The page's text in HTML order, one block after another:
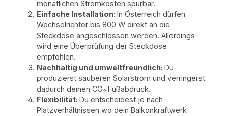
monatlichen Stromkosten spürbar.
Einfache Installation: In Österreich dürfen
Wechselrichter bis 800 W direkt an die
Steckdose angeschlossen werden. Allerdings
wird eine Überprüfung der Steckdose
empfohlen.
Nachhaltig und umweltfreundlich: Du
produzierst sauberen Solarstrom und verringerst
dadurch deinen CO2 Fußabdruck.
Flexibilität: Du entscheidest je nach
Platzverhältnissen wo dein Balkonkraftwerk